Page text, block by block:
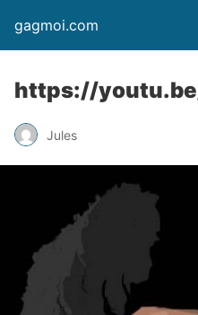
gagmoi.com
https://
Jules